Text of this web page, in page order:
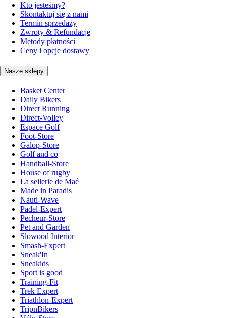
Kto jesteśmy?
Skontaktuj się z nami
Termin sprzedaży
Zwroty & Refundacje
Metody płatności
Ceny i opcje dostawy
Nasze sklepy
Basket Center
Daily Bikers
Direct Running
Direct-Volley
Espace Golf
Foot-Store
Galop-Store
Golf and co
Handball-Store
House of rugby
La sellerie de Maé
Made in Paradis
Nauti-Wave
Padel-Expert
Pecheur-Store
Pet and Garden
Slowood Interior
Smash-Expert
Sneak'In
Sneakids
Sport is good
Training-Fit
Trek Expert
Triathlon-Expert
TripnBikers